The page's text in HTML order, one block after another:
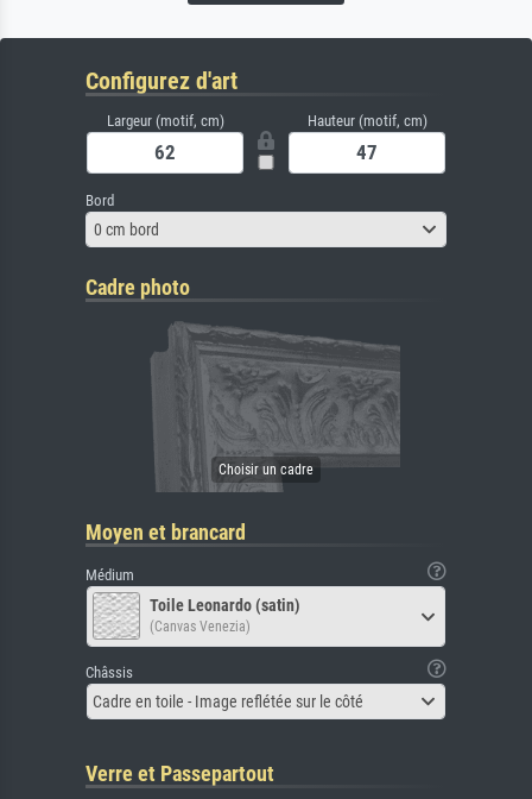
Configurez d'art
Largeur (motif, cm) Hauteur (motif, cm)
Bord
0 cm bord
Cadre photo
Moyen et brancard
Médium
Toile Leonardo (satin)
(Canvas Venezia)
Châssis
Cadre en toile - Image reflétée sur le côté
Verre et Passepartout